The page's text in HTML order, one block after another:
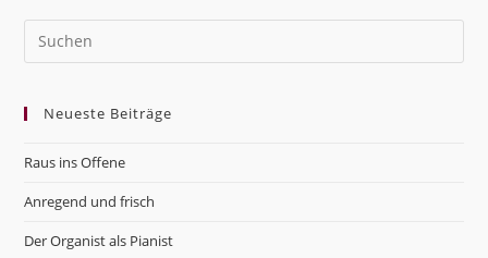
Neueste Beiträge
Raus ins Offene
Anregend und frisch
Der Organist als Pianist